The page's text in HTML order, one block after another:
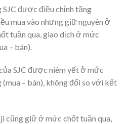
được điều chỉnh tăng
mua vào nhưng giữ nguyên ở
tuần qua, giao dịch ở mức
– bán).
SJC được niêm yết ở mức
– bán), không đổi so với kết
cũng giữ ở mức chốt tuần qua,